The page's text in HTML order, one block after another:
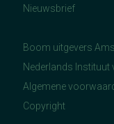
Nieuwsbrief
Boom uitgevers
Nederlands
Algemene
Copyright